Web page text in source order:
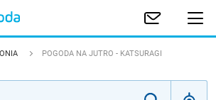
POGODA NA JUTRO - KATSURAGI